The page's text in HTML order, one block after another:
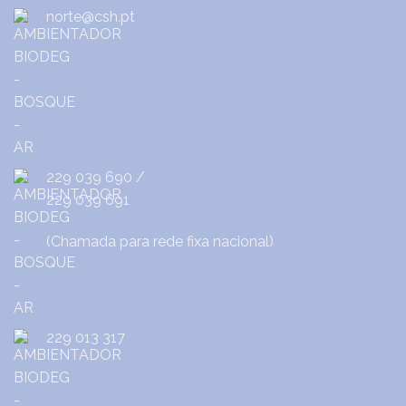
norte@csh.pt
229 039 690 /
229 039 691
(Chamada para rede fixa nacional)
229 013 317